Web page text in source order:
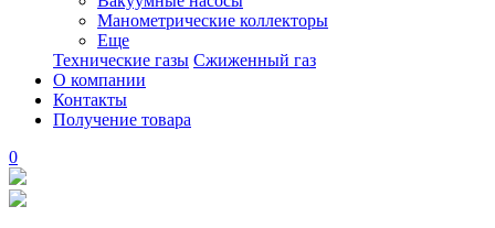
Манометрические коллекторы
Еще
Технические газы Сжиженный газ
О компании
Контакты
Получение товара
0